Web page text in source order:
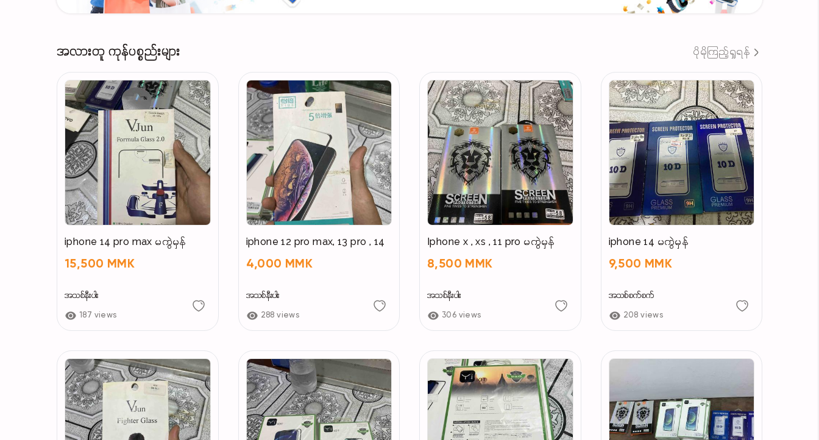
သူ့ရဲ့ Texture က Lotion Type လေးမို့ အသားထဲ စိမ့်ဝင်လွယ်ပြီး အဆီပြန်မှာ၊စေးကပ်ကပ်ကြီးဖြစ်မှာ ပူစရာ
Price - 40000
အတုအပ လုံးဝ လုံးဝမရောင်းပါ
ဆိုင်ဘက်မှ ရောင်းချလိုက်သော ပစ္စည်းများနှင့် ပတ်သတ်၍ ဆိုင်ဘက်မှ အပြည့်အဝ တာဝန်ယူပေးတာကြောင့်
စိတ်ချလက်ချ ဝယ်ယူအားပေးနိုင်ပါတယ်ရှင့် ❤️
Address
🏠 ph09983522957
အလားတူ ကုန်ပစ္စည်းများ ပိုမိုကြည့်ရှုရန်
iphone 14 pro max မကွဲမှန်
15,500 MMK
အသစ်နီးပါး
187 views
iphone 12 pro max, 13 pro , 14
4,000 MMK
အသစ်နီးပါး
288 views
Iphone x , xs , 11 pro မကွဲမှန်
8,500 MMK
အသစ်နီးပါး
306 views
iphone 14 မကွဲမှန်
9,500 MMK
အသစ်စက်စက်
208 views